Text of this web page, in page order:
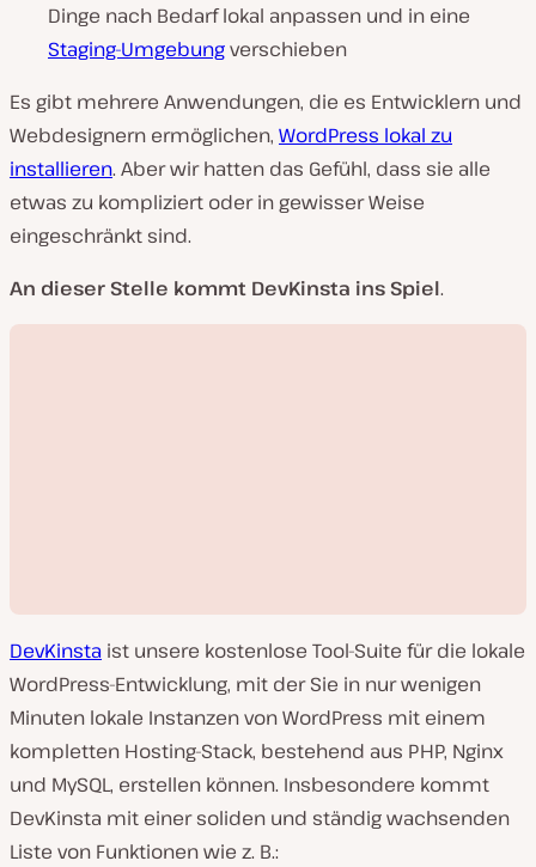
Dinge nach Bedarf lokal anpassen und in eine
Staging-Umgebungverschieben
Es gibt mehrere Anwendungen, die es Entwicklern und
Webdesignern ermöglichen, WordPress lokal zu
installieren. Aber wir hatten das Gefühl, dass sie alle
etwas zu kompliziert oder in gewisser Weise
eingeschränkt sind.
An dieser Stelle kommt DevKinsta ins Spiel.
V
i
e
a
DevKinsta ist unsere kostenlose Tool-Suite für die lokale
WordPress-Entwicklung, mit der Sie in nur wenigen
Minuten lokale Instanzen von WordPress mit einem
kompletten Hosting-Stack, bestehend aus PHP, Nginx
und MySQL, erstellen können. Insbesondere kommt
DevKinsta mit einer soliden und ständig wachsenden
Liste von Funktionen wie z. B.: